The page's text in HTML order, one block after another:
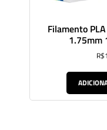
Filamento
1.75mm
R$